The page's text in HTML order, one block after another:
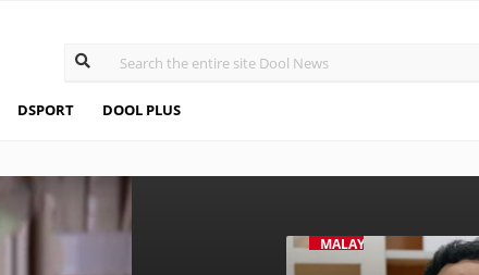
DSPORT DOOL PLUS
MALAYALAM CINEMA